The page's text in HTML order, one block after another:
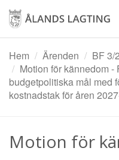
Hoppa
huvudinnehåll
Hem
Ärenden
BF 3/
Motion för kännedom
budgetpolitiska mål med
kostnadstak för åren
Motion för